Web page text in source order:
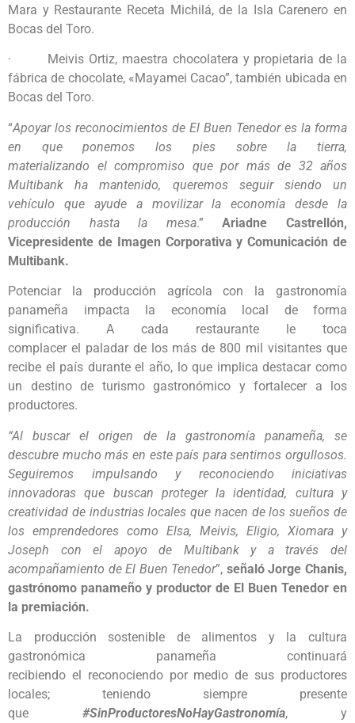
Mara y Restaurante Receta Michilá, de la Isla Carenero en
Bocas del Toro.
· Meivis Ortiz, maestra chocolatera y propietaria de la
fábrica de chocolate, «Mayamei Cacao”, también ubicada en
Bocas del Toro.
“Apoyar los reconocimientos de El Buen Tenedor es la forma
en que ponemos los pies sobre la tierra,
materializando el compromiso que por más de 32 años
Multibank ha mantenido, queremos seguir siendo un
vehículo que ayude a movilizar la economía desde la
producción hasta la mesa.”Ariadne Castrellón,
Vicepresidente de Imagen Corporativa y Comunicación de
Multibank.
Potenciar la producción agrícola con la gastronomía
panameña impacta la economía local de forma
significativa. A cada restaurante le toca
complacer el paladar de los más de 800 mil visitantes que
recibe el país durante el año, lo que implica destacar como
un destino de turismo gastronómico y fortalecer a los
productores.
“Al buscar el origen de la gastronomía panameña, se
descubre mucho más en este país para sentirnos orgullosos.
Seguiremos impulsando y reconociendo iniciativas
innovadoras que buscan proteger la identidad, cultura y
creatividad de industrias locales que nacen de los sueños de
los emprendedores como Elsa, Meivis, Eligio, Xiomara y
Joseph con el apoyo de Multibank y a través del
acompañamiento de El Buen Tenedor”, señaló Jorge Chanis,
gastrónomo panameño y productor de El Buen Tenedor en
la premiación.
La producción sostenible de alimentos y la cultura
gastronómica panameña continuará
recibiendo el reconociendo por medio de sus productores
locales; teniendo siempre presente
que #SinProductoresNoHayGastronomía, y